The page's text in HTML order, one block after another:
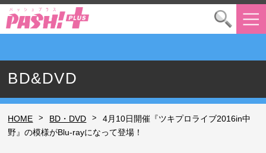
BD&DVD
HOME > BD・DVD >
4月10日開催『ツキプロライブ2016in中
野』の模様がBlu-rayになって登場！